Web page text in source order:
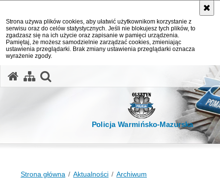
Strona używa plików cookies, aby ułatwić użytkownikom korzystanie z
serwisu oraz do celów statystycznych. Jeśli nie blokujesz tych plików, to
zgadzasz się na ich użycie oraz zapisanie w pamięci urządzenia.
Pamiętaj, że możesz samodzielnie zarządzać cookies, zmieniając
ustawienia przeglądarki. Brak zmiany ustawienia przeglądarki oznacza
wyrażenie zgody.
Policja Warmińsko-Mazurska
Strona główna Aktualności Archiwum